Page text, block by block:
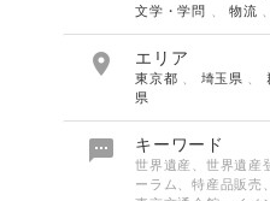
文学・学問
物流
 エリア
東京都 埼玉県
県
 キーワード
世界遺産、世界遺産
ーラム、特産品販売